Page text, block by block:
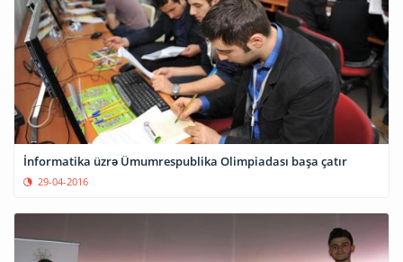
İnformatika üzrə Ümumrespublika Olimpiadası başa çatır
29-04-2016